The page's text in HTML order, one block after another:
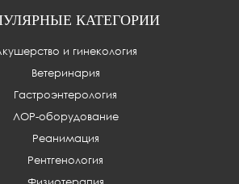
КАТЕГОРИИ
и гинекология
Ветеринария
Гастроэнтерология
ЛОР-оборудование
Реанимация
Рентгенология